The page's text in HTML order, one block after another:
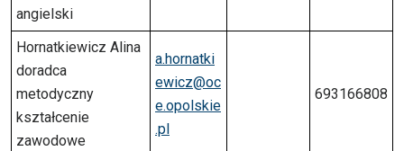
angielski
Hornatkiewicz Alina
doradca
metodyczny
kształcenie
zawodowe
a.hornatki
ewicz@oc
e.opolskie
.pl
693166808